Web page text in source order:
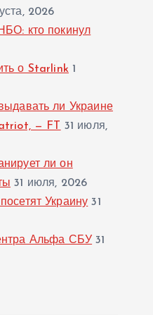
2026
кто покинул
о Starlink 1
ли Украине
— FT
31 июля,
ли он
31 июля, 2026
Украину 31
Альфа СБУ 31